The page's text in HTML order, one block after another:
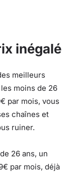
inégalé
meilleurs
moins de 26
par mois, vous
chaînes et
ruiner.
26 ans, un
par mois, déjà